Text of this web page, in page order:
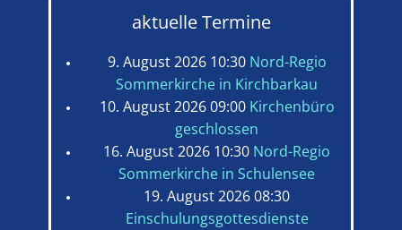
aktuelle Termine
9. August 2026 10:30 Nord-Regio
Sommerkirche in Kirchbarkau
10. August 2026 09:00 Kirchenbüro
geschlossen
16. August 2026 10:30 Nord-Regio
Sommerkirche in Schulensee
19. August 2026 08:30
Einschulungsgottesdienste